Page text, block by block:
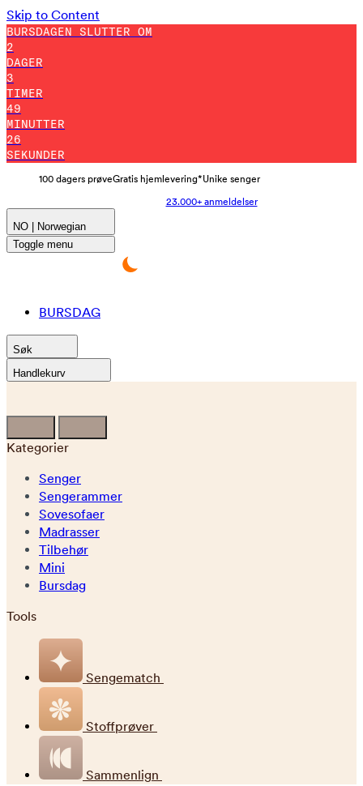
Skip to Content
BURSDAGEN SLUTTER OM
2
DAGER
3
TIMER
49
MINUTTER
18
SEKUNDER
100 dagers prøveGratis hjemlevering*Unike senger
23.000+ anmeldelser
NO | Norwegian
Toggle menu
BURSDAG
Søk
Handlekurv
Kategorier
Senger
Sengerammer
Sovesofaer
Madrasser
Tilbehør
Mini
Bursdag
Tools
Sengematch
Stoffprøver
Sammenlign